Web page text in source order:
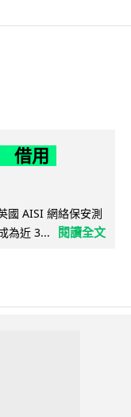
借用
國 AISI 網絡保安測
為近 3...
閱讀全文